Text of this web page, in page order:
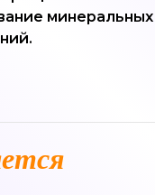
минеральных